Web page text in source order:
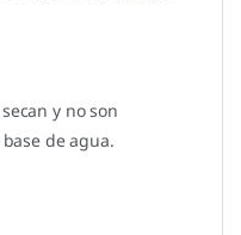
y no son
de agua.